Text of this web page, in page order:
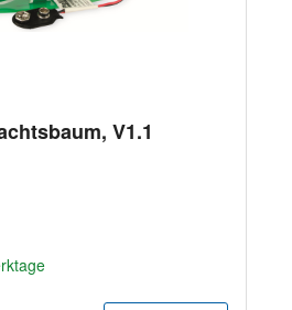
von 4.33 von 5 Sternen
V1.1